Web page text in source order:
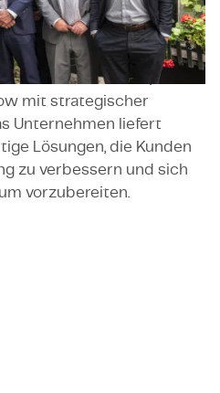
die operative
die technischen
hat sich schnell
erarbeitet, indem
mit strategischer
Unternehmen liefert
Lösungen, die Kunden
zu verbessern und sich
vorzubereiten.